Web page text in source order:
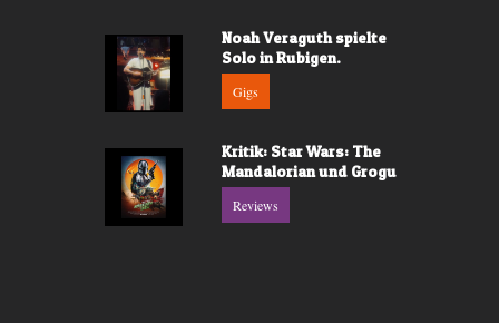
Noah Veraguth spielte
Solo in Rubigen.
Gigs
Kritik: Star Wars: The
Mandalorian und Grogu
Reviews